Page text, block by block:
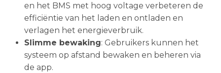
en het BMS met hoog voltage verbeteren de
efficiëntie van het laden en ontladen en
verlagen het energieverbruik.
Slimme bewaking: Gebruikers kunnen het
systeem op afstand bewaken en beheren via
de app.